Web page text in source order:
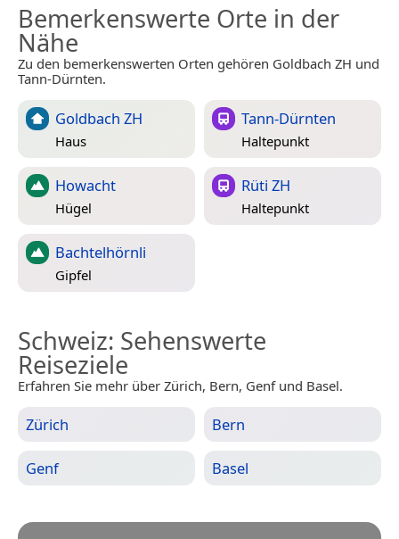
Bemerkenswerte Orte in der
Nähe
Zu den bemerkenswerten Orten gehören Goldbach ZH und
Tann-Dürnten.
Goldbach ZH
Haus
Tann-Dürnten
Haltepunkt
Howacht
Hügel
Rüti ZH
Haltepunkt
Bachtelhörnli
Gipfel
Schweiz: Sehenswerte
Reiseziele
Erfahren Sie mehr über Zürich, Bern, Genf und Basel.
Zürich Bern
Genf Basel